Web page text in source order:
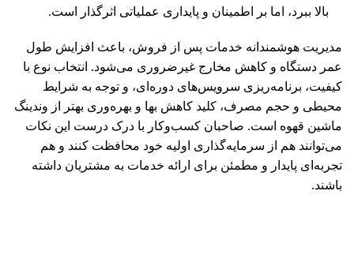
بالا ببرد، اما بر اطمینان و پایداری عملیاتی اثرگذار است.
مدیریت هوشمندانه خدمات پس از فروش، باعث افزایش طول
عمر دستگاه و کاهش مخارج غیرضروری می‌شود. انتخاب نوع با
کیفیت، برنامه‌ریزی سرویس‌های دوره‌ای، و توجه به شرایط
محیطی و حجم مصرف، کلید کاهش بها و بهره‌وری بهتر از وندینگ
ماشین قهوه است. صاحبان کسب‌وکار با درک درست این نکات
می‌توانند هم از سرمایه‌گذاری اولیه خود محافظت کنند و هم
تجربه‌ای پایدار و مطمئن برای ارائه خدمات به مشتریان داشته
باشند.